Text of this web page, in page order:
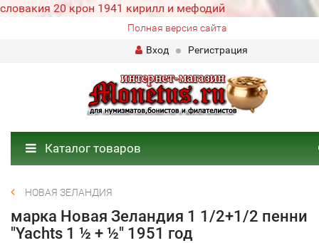
словакия 20 крон 1941 кирилл и мефодий
Полная версия сайта
Вход
Регистрация
Каталог товаров
НОВАЯ ЗЕЛАНДИЯ
марка Новая Зеландия 1 1/2+1/2 пенни
"Yachts 1 ½ + ½" 1951 год